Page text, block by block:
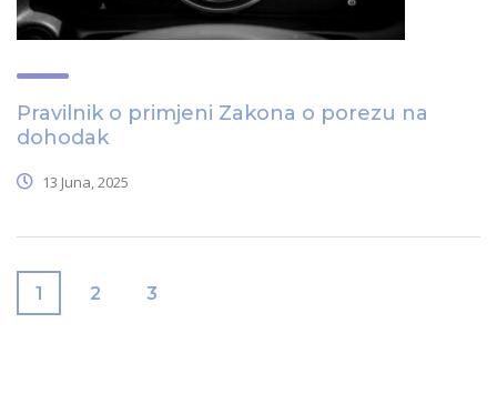
Pravilnik o primjeni Zakona o porezu na
dohodak
13 Juna, 2025
1 2 3